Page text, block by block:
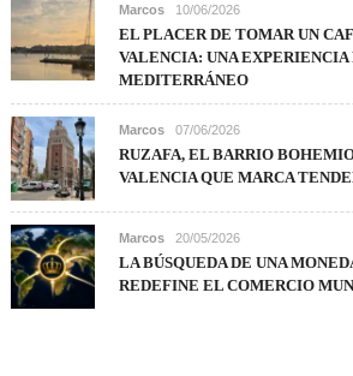
Marcos 10/06/2026
EL PLACER DE TOMAR UN
VALENCIA: UNA EXPERIENCIA
MEDITERRÁNEO
Marcos 07/06/2026
RUZAFA, EL BARRIO
VALENCIA QUE MARCA
Marcos 20/05/2026
LA BÚSQUEDA DE UNA
REDEFINE EL COMERCIO